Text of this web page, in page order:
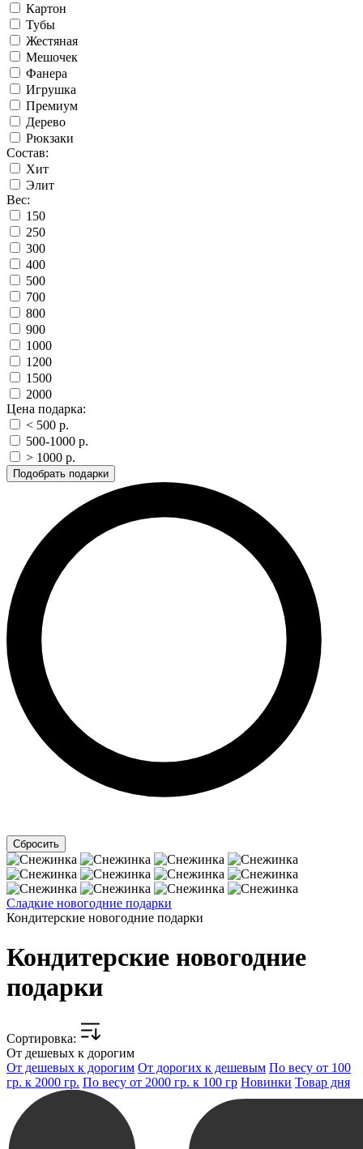
Картон
Тубы
Жестяная
Мешочек
Фанера
Игрушка
Премиум
Дерево
Рюкзаки
Состав:
Хит
Элит
Вес:
150
250
300
400
500
700
800
900
1000
1200
1500
2000
Цена подарка:
< 500 p.
500-1000 p.
> 1000 p.
Сладкие новогодние подарки
Кондитерские новогодние подарки
Кондитерские новогодние
подарки
Cортировка:
От дешевых к дорогим
От дешевых к дорогим От дорогих к дешевым По весу от 100
гр. к 2000 гр. По весу от 2000 гр. к 100 гр Новинки Товар дня